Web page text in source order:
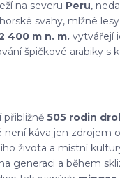
na severu Peru,
svahy, mlžné
400 m n. m. vytvářejí
špičkové arabiky s
přibližně 505 rodin
není káva jen zdrojem
života a místní
generaci a během